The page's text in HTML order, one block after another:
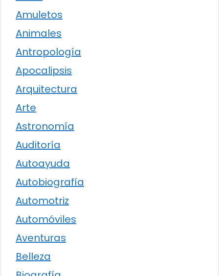
Amuletos
Animales
Antropología
Apocalipsis
Arquitectura
Arte
Astronomía
Auditoría
Autoayuda
Autobiografía
Automotriz
Automóviles
Aventuras
Belleza